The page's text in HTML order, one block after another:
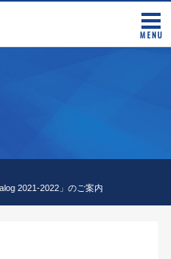
MENU
2021-2022」のご案内